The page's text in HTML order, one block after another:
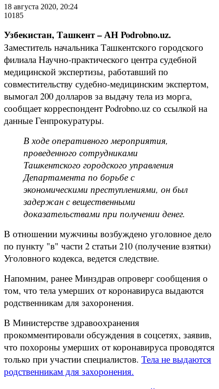
18 августа 2020, 20:24
10185
Узбекистан, Ташкент – АН Podrobno.uz.
Заместитель начальника Ташкентского городского
филиала Научно-практического центра судебной
медицинской экспертизы, работавший по
совместительству судебно-медицинским экспертом,
вымогал 200 долларов за выдачу тела из морга,
сообщает корреспондент Podrobno.uz со ссылкой на
данные Генпрокуратуры.
В ходе оперативного мероприятия,
проведенного сотрудниками
Ташкентского городского управления
Департамента по борьбе с
экономическими преступлениями, он был
задержан с вещественными
доказательствами при получении денег.
В отношении мужчины возбуждено уголовное дело
по пункту "в" части 2 статьи 210 (получение взятки)
Уголовного кодекса, ведется следствие.
Напомним, ранее Минздрав опроверг сообщения о
том, что тела умерших от коронавируса выдаются
родственникам для захоронения.
В Министерстве здравоохранения
прокомментировали обсуждения в соцсетях, заявив,
что похороны умерших от коронавируса проводятся
только при участии специалистов. Тела не выдаются
родственникам для захоронения.